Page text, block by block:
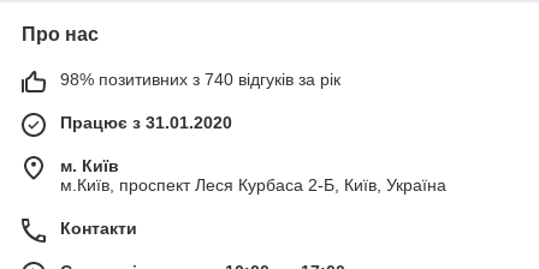
Про нас
98% позитивних з 740 відгуків за рік
Працює з 31.01.2020
м. Київ
м.Київ, проспект Леся Курбаса 2-Б, Київ, Україна
Контакти